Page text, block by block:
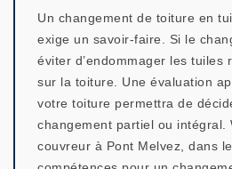
Un changement de toiture en
exige un savoir-faire. Si le
éviter d’endommager les tuiles
sur la toiture. Une évaluation
votre toiture permettra de
changement partiel ou intégral.
couvreur à Pont Melvez, dans